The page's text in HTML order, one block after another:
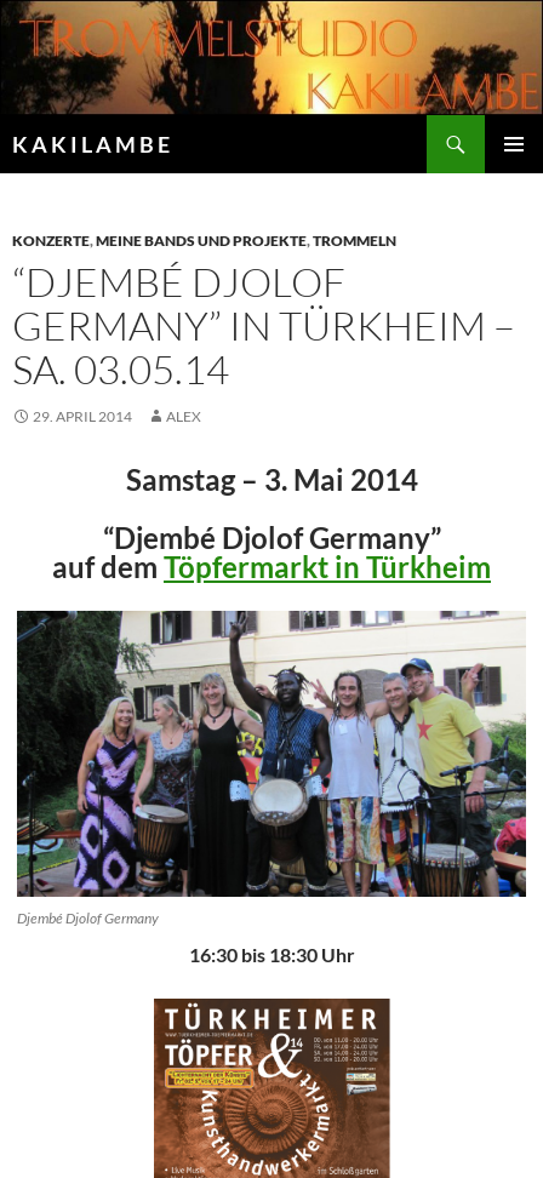
Zum
Inhalt
springen
K A K I L A M B E
KONZERTE,MEINE BANDS UND PROJEKTE,TROMMELN
“DJEMBÉ DJOLOF
GERMANY” IN TÜRKHEIM –
SA. 03.05.14
29. APRIL 2014 ALEX
Samstag – 3. Mai 2014
“Djembé Djolof Germany”
auf dem Töpfermarkt in Türkheim
Djembé Djolof Germany
16:30 bis 18:30 Uhr